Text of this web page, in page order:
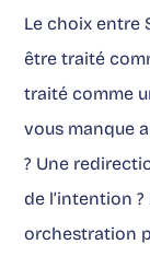
Le choix entre
être traité
traité comme
vous manque
? Une
de l’intention
orchestration